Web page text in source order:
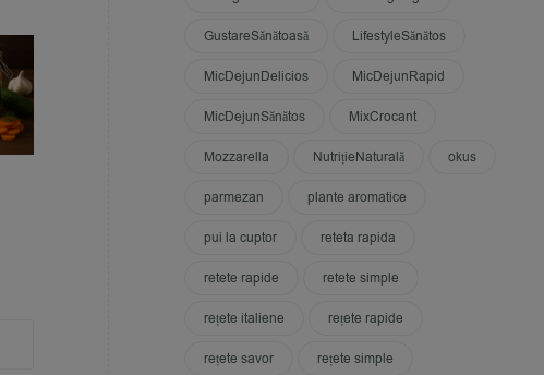
GustareSănătoasă LifestyleSănătos
MicDejunDelicios MicDejunRapid
MicDejunSănătos MixCrocant
Mozzarella NutrițieNaturală okus
parmezan plante aromatice
pui la cuptor reteta rapida
retete rapide retete simple
rețete italiene rețete rapide
rețete savor rețete simple